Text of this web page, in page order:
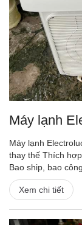
Máy lạnh
Máy lạnh
thay thế Thích
Bao ship, bao
Xem chi tiết